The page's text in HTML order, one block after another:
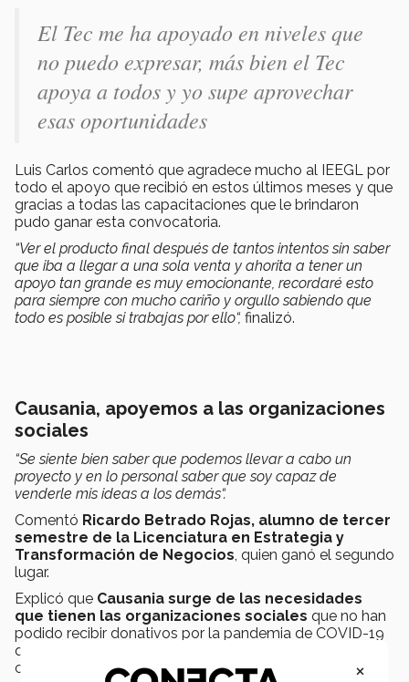
El Tec me ha apoyado en niveles que
no puedo expresar, más bien el Tec
apoya a todos y yo supe aprovechar
esas oportunidades
Luis Carlos comentó que agradece mucho al IEEGL por
todo el apoyo que recibió en estos últimos meses y que
gracias a todas las capacitaciones que le brindaron
pudo ganar esta convocatoria.
“Ver el producto final después de tantos intentos sin saber
que iba a llegar a una sola venta y ahorita a tener un
apoyo tan grande es muy emocionante, recordaré esto
para siempre con mucho cariño y orgullo sabiendo que
todo es posible si trabajas por ello“, finalizó.
Causania, apoyemos a las organizaciones
sociales
“Se siente bien saber que podemos llevar a cabo un
proyecto y en lo personal saber que soy capaz de
venderle mis ideas a los demás“.
Comentó Ricardo Betrado Rojas, alumno de tercer
semestre de la Licenciatura en Estrategia y
Transformación de Negocios , quien ganó el segundo
lugar.
Explicó que Causania surge de las necesidades
que tienen las organizaciones sociales que no han
podido recibir donativos por la pandemia de COVID-19
que ha bloqueado la realización de actividades y la
comercialización de sus propios productos
×